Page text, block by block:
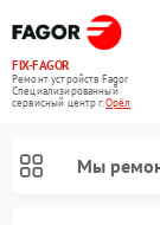
FIX-FAGOR
Ремонт устройств Fagor
Специализированный
cервисный центр г.Орёл
Мы